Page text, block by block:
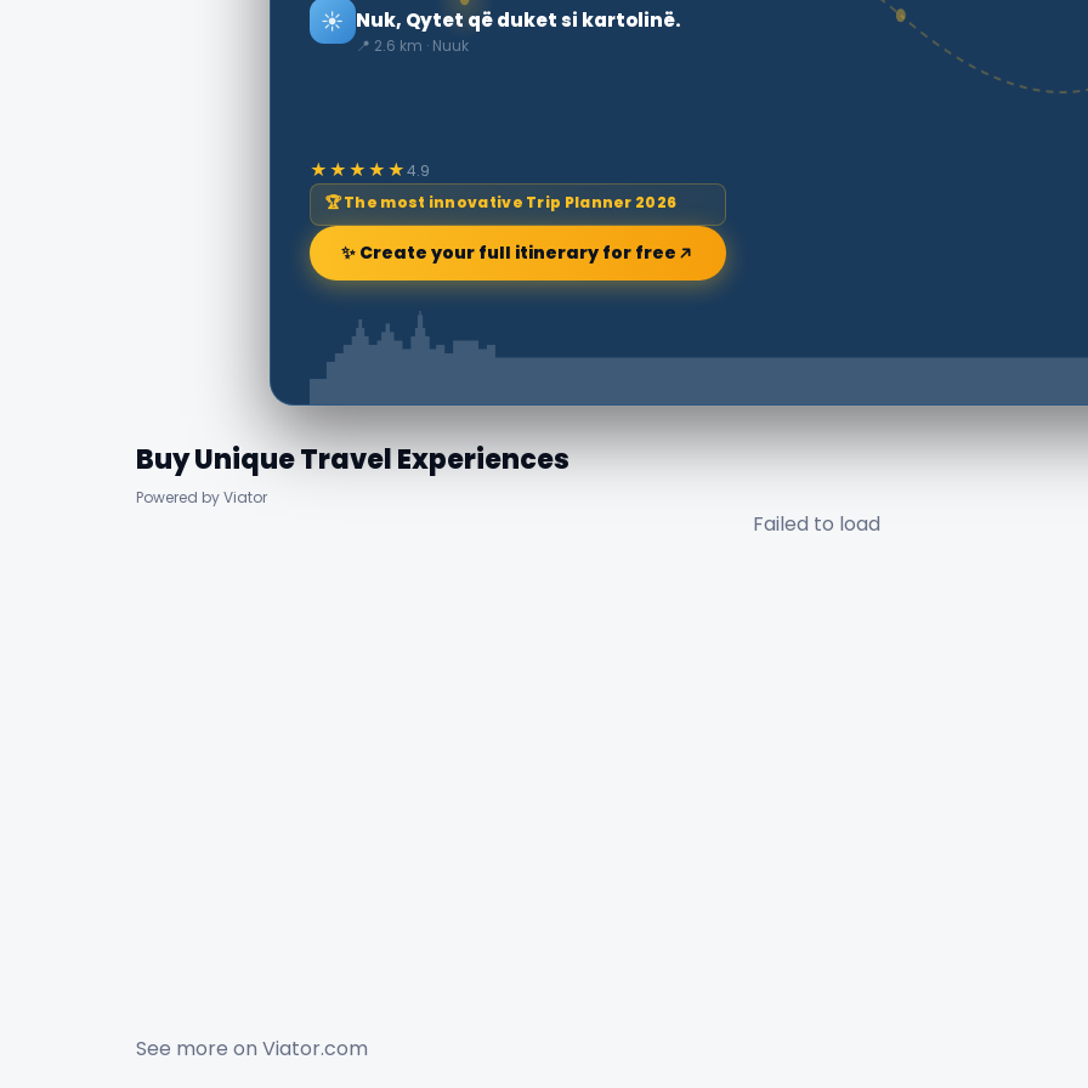
☀️ Nuk, Qytet që duket si kartolinë.
📍 2.6 km · Nuuk
★★★★★4.9
🏆 The most innovative Trip Planner 2026
✨ Create your full itinerary for free
Buy Unique Travel Experiences
Powered by Viator
Failed to load
See more on Viator.com